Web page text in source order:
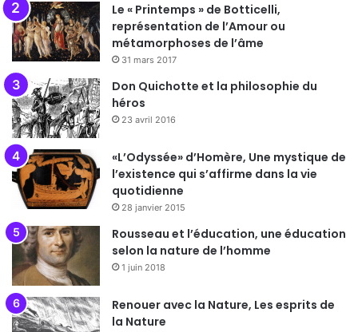
Le « Printemps » de Botticelli,
représentation de l’Amour ou
métamorphoses de l’âme
31 mars 2017
Don Quichotte et la philosophie du
héros
23 avril 2016
«L’Odyssée» d’Homère, Une mystique de
l’existence qui s’affirme dans la vie
quotidienne
28 janvier 2015
Rousseau et l’éducation, une éducation
selon la nature de l’homme
1 juin 2018
Renouer avec la Nature, Les esprits de
la Nature